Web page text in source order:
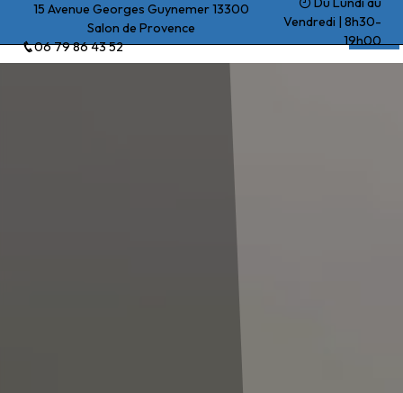
15 Avenue Georges Guynemer 13300
Salon de Provence
06 79 86 43 52
Vendredi | 8h30-
19h00
Beck Yohan
Panneau de gestion des cookies